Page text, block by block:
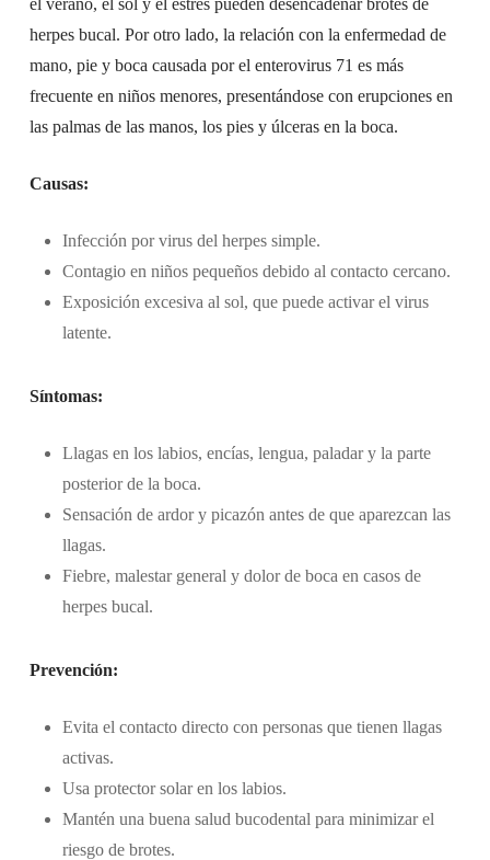
el verano, el sol y el estrés pueden desencadenar brotes de
herpes bucal. Por otro lado, la relación con la enfermedad de
mano, pie y boca causada por el enterovirus 71 es más
frecuente en niños menores, presentándose con erupciones en
las palmas de las manos, los pies y úlceras en la boca.
Causas:
Infección por virus del herpes simple.
Contagio en niños pequeños debido al contacto cercano.
Exposición excesiva al sol, que puede activar el virus
latente.
Síntomas:
Llagas en los labios, encías, lengua, paladar y la parte
posterior de la boca.
Sensación de ardor y picazón antes de que aparezcan las
llagas.
Fiebre, malestar general y dolor de boca en casos de
herpes bucal.
Prevención:
Evita el contacto directo con personas que tienen llagas
activas.
Usa protector solar en los labios.
Mantén una buena salud bucodental para minimizar el
riesgo de brotes.